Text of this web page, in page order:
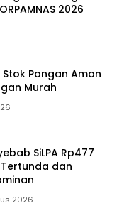
2026
Pangan Aman
Murah
SiLPA Rp477
dan
2026